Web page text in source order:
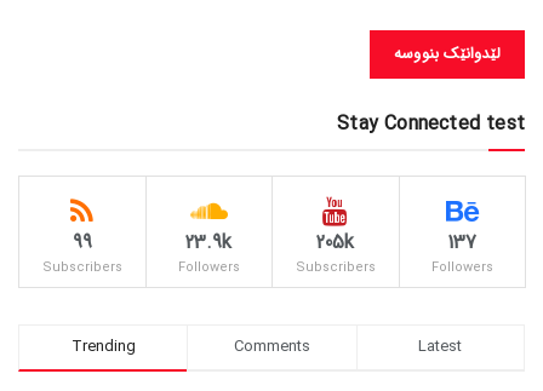
Stay Connected test
137
Followers
205k
Subscribers
23.9k
Followers
99
Subscribers
Trending Comments Latest